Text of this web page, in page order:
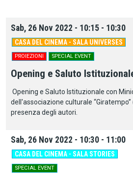
Sab, 26 Nov 2022 - 10:15 - 10:30
CASA DEL CINEMA - SALA UNIVERSES
PROIEZIONI SPECIAL EVENT
Opening e Saluto
Opening e Saluto Istituzionale con
dell'associazione culturale
presenza degli autori.
Sab, 26 Nov 2022 - 10:30 - 11:00
CASA DEL CINEMA - SALA STORIES
SPECIAL EVENT